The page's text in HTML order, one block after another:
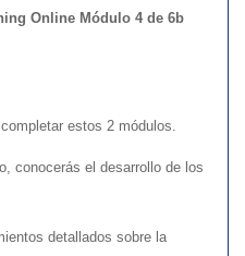
Online Módulo 4 de 6b
estos 2 módulos.
conocerás el desarrollo de los
detallados sobre la